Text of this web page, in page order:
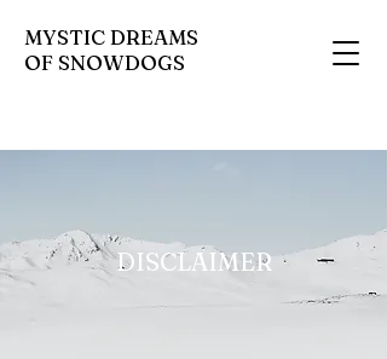
MYSTIC DREAMS
OF SNOWDOGS
DISCLAIMER